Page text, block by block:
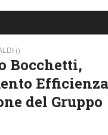
()
Bocchetti,
Efficienza
del Gruppo